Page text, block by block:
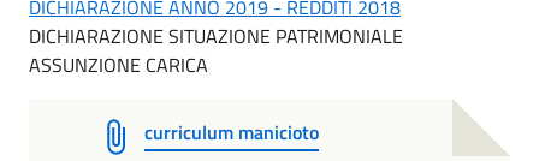
DICHIARAZIONE ANNO 2019 - REDDITI 2018
DICHIARAZIONE SITUAZIONE PATRIMONIALE
ASSUNZIONE CARICA
curriculum manicioto